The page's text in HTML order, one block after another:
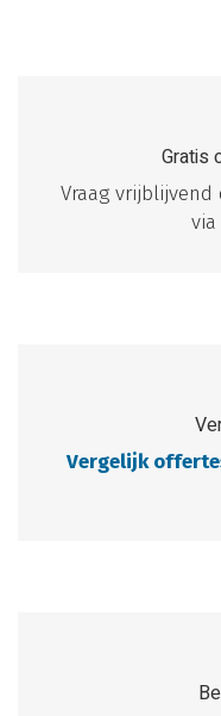
Gratis
Vraag
Vergelijk